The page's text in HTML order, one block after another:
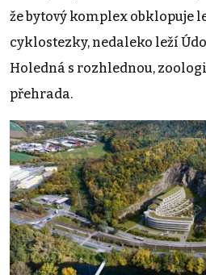
že bytový komplex obklopuje
cyklostezky, nedaleko leží
Holedná s rozhlednou,
přehrada.